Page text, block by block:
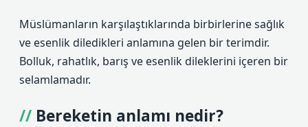
Müslümanların karşılaştıklarında birbirlerine sağlık
ve esenlik diledikleri anlamına gelen bir terimdir.
Bolluk, rahatlık, barış ve esenlik dileklerini içeren bir
selamlamadır.
Bereketin anlamı nedir?